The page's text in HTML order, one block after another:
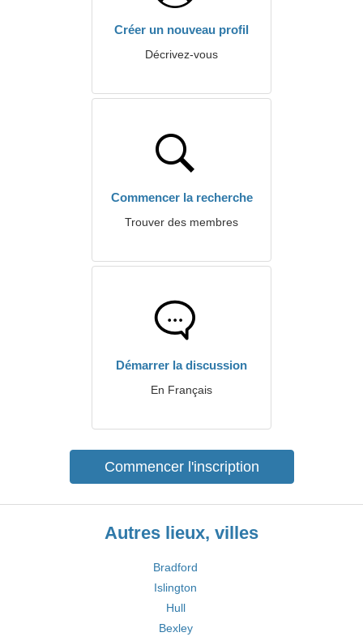
Créer un nouveau profil
Décrivez-vous
Commencer la recherche
Trouver des membres
Démarrer la discussion
En Français
Commencer l'inscription
Autres lieux, villes
Bradford
Islington
Hull
Bexley